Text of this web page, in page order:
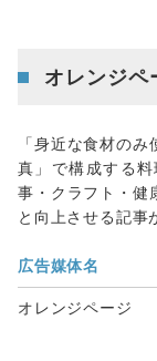
オレンジペ
「身近な食材の
真」で構成する
事・クラフト・健
と向上させる記事
広告媒体名
オレンジページ